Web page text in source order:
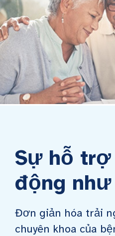
Sự hỗ trợ
động
Đơn giản hóa trải
chuyên khoa của